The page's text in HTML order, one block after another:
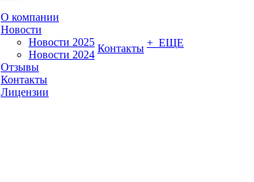
О компании
Новости
Новости 2025
Новости 2024
Отзывы
Контакты
Лицензии
Контакты + ЕЩЕ